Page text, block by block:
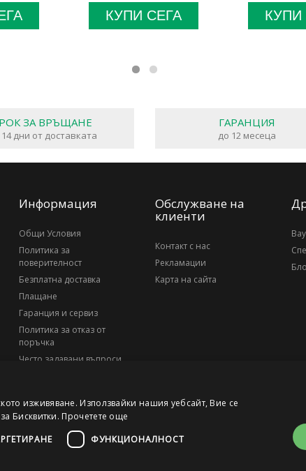
КУПИ СЕГА КУПИ
ЗА ВРЪЩАНЕ
дни от доставката
ГАРАНЦИЯ
до 12 месеца
Информация
Общи Условия
Политика за
поверителност
Безплатна доставка
Плащане
Гаранция и сервиз
Политика за отказ от
поръчка
Често задавани въпроси
Обслужване на
клиенти
Контакт с нас
Рекламации
Карта на сайта
203010795
изживяване. Използвайки нашия уебсайт, Вие се
Бисквитки. Прочетете още
ФУНКЦИОНАЛНОСТ